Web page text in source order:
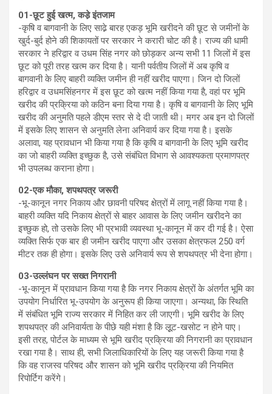
01-छूट हुई खत्म, कडे़ इंतजाम
-कृषि व बागवानी के लिए साढे़ बारह एकड़ भूमि खरीदने की छूट से जमीनों के
खुर्द-बुर्द होने की शिकायतों पर सरकार ने करारी चोट की है। राज्य की धामी
सरकार ने हरिद्वार व उधम सिंह नगर को छोड़कर अन्य सभी 11 जिलों में इस
छूट को पूरी तरह खत्म कर दिया है। यानी पर्वतीय जिलों में अब कृषि व
बागवानी के लिए बाहरी व्यक्ति जमीन ही नहीं खरीद पाएगा। जिन दो जिलों
हरिद्वार व उधमसिंहनगर में इस छूट को खत्म नहीं किया गया है, वहां पर भूमि
खरीद की प्रक्रिया को कठिन बना दिया गया है। कृषि व बागवानी के लिए भूमि
खरीद की अनुमति पहले डीएम स्तर से दे दी जाती थी। मगर अब इन दो जिलों
में इसके लिए शासन से अनुमति लेना अनिवार्य कर दिया गया है। इसके
अलावा, यह प्रावधान भी किया गया है कि कृषि व बागवानी के लिए भूमि खरीद
का जो बाहरी व्यक्ति इच्छुक है, उसे संबंधित विभाग से आवश्यकता प्रमाणपत्र
भी उपलब्ध कराना होगा।
02-एक मौका, शपथपत्र जरूरी
-भू-कानून नगर निकाय और छावनी परिषद क्षेत्रों में लागू नहीं किया गया है।
बाहरी व्यक्ति यदि निकाय क्षेत्रों से बाहर आवास के लिए जमीन खरीदने का
इच्छुक हो, तो उसके लिए भी प्रभावी व्यवस्था भू-कानून में कर दी गई है। ऐसा
व्यक्ति सिर्फ एक बार ही जमीन खरीद पाएगा और उसका क्षेत्रफल 250 वर्ग
मीटर तक ही होगा। इसके लिए उसे अनिवार्य रूप से शपथपत्र भी देना होगा।
03-उल्लंघन पर सख्त निगरानी
-भू-कानून में प्रावधान किया गया है कि नगर निकाय क्षेत्रों के अंतर्गत भूमि का
उपयोग निर्धारित भू-उपयोग के अनुरूप ही किया जाएगा। अन्यथा, कि स्थिति
में संबंधित भूमि राज्य सरकार में निहित कर ली जाएगी। भूमि खरीद के लिए
शपथपत्र की अनिवार्यता के पीछे यही मंशा है कि लूूट-खसोट न होने पाए।
इसी तरह, पोर्टल के माध्यम से भूमि खरीद प्रक्रिया की निगरानी का प्रावधान
रखा गया है। साथ ही, सभी जिलाधिकारियों के लिए यह जरूरी किया गया है
कि वह राजस्व परिषद और शासन को भूमि खरीद प्रक्रिया की नियमित
रिपोर्टिग करेंगे।